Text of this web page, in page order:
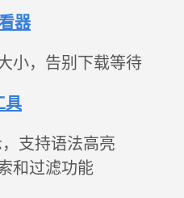
器
小，告别下载等待
具
支持语法高亮
和过滤功能